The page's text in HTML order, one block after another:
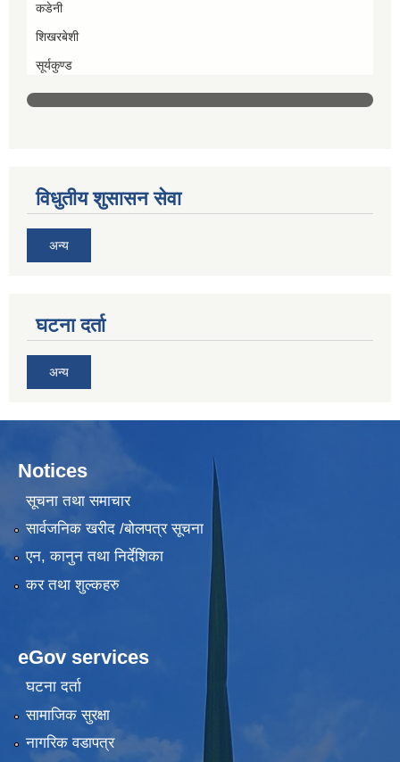
कडेनी
शिखरबेशी
सूर्यकुण्ड
विधुतीय शुसासन सेवा
अन्य
घटना दर्ता
अन्य
Notices
सूचना तथा समाचार
सार्वजनिक खरीद /बोलपत्र सूचना
एन, कानुन तथा निर्देशिका
कर तथा शुल्कहरु
eGov services
घटना दर्ता
सामाजिक सुरक्षा
नागरिक वडापत्र